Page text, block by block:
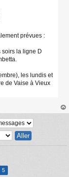
prévues :
soirs la ligne D
les lundis et
de Vaise à Vieux
au
5